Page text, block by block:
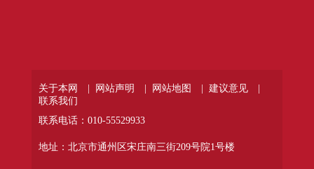
关于本网 | 网站声明 | 网站地图 |
建议意见 |
联系我们
联系电话：010-55529933
地址：北京市通州区宋庄南三街209号院1号楼